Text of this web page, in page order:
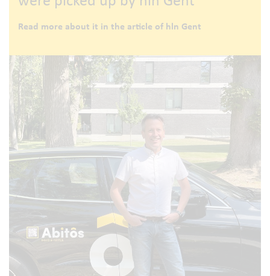
Read more about it in the article of hln Gent